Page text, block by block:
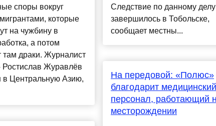
споры вокруг
которые
на чужбину в
а потом
там драки. Журналист
Ростислав Журавлёв
в Центральную Азию,
Следствие по данному делу
завершилось в Тобольске,
сообщает местны...
На передовой: «Полюс»
благодарит медицинский
персонал, работающий
месторождении